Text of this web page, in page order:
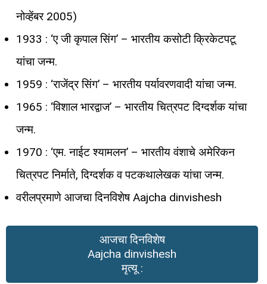
नोव्हेंबर 2005)
1933 : ‘ए जी कृपाल सिंग’ – भारतीय कसोटी क्रिकेटपटू
यांचा जन्म.
1959 : ‘राजेंद्र सिंग’ – भारतीय पर्यावरणवादी यांचा जन्म.
1965 : ‘विशाल भारद्वाज’ – भारतीय चित्रपट दिग्दर्शक यांचा
जन्म.
1970 : ‘एम. नाईट श्यामलन’ – भारतीय वंशाचे अमेरिकन
चित्रपट निर्माते, दिग्दर्शक व पटकथालेखक यांचा जन्म.
वरीलप्रमाणे आजचा दिनविशेष Aajcha dinvishesh
आजचा दिनविशेष
Aajcha dinvishesh
मृत्यू :